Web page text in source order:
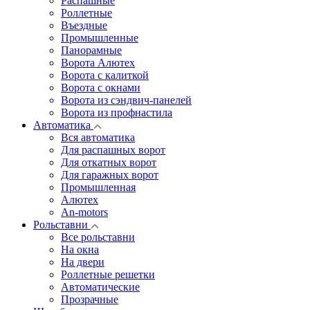
Роллетные
Въездные
Промышленные
Панорамные
Ворота Алютех
Ворота с калиткой
Ворота c окнами
Ворота из сэндвич-панелей
Ворота из профнастила
Автоматика
Вся автоматика
Для распашных ворот
Для откатных ворот
Для гаражных ворот
Промышленная
Алютех
An-motors
Рольставни
Все рольставни
На окна
На двери
Роллетные решетки
Автоматические
Прозрачные